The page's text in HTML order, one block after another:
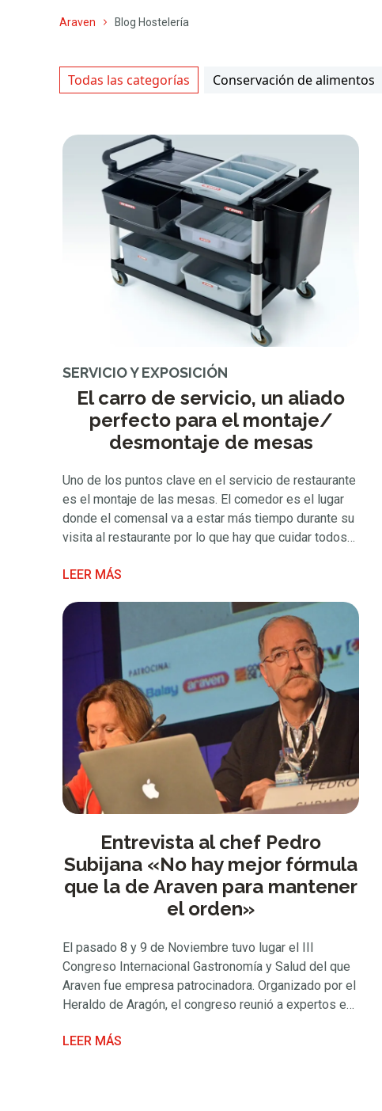
Araven Blog Hostelería
Todas las categorías Conservación de alimentos
SERVICIO Y EXPOSICIÓN
El carro de servicio, un aliado
perfecto para el montaje/
desmontaje de mesas
Uno de los puntos clave en el servicio de restaurante
es el montaje de las mesas. El comedor es el lugar
donde el comensal va a estar más tiempo durante su
visita al restaurante por lo que hay que cuidar todos
restaurante consiste en dos partes: la …
LEER MÁS
Entrevista al chef Pedro
Subijana «No hay mejor fórmula
que la de Araven para mantener
el orden»
El pasado 8 y 9 de Noviembre tuvo lugar el III
Congreso Internacional Gastronomía y Salud del que
Araven fue empresa patrocinadora. Organizado por el
Heraldo de Aragón, el congreso reunió a expertos en
gastronomía de forma saludable. Entre las diferentes
LEER MÁS